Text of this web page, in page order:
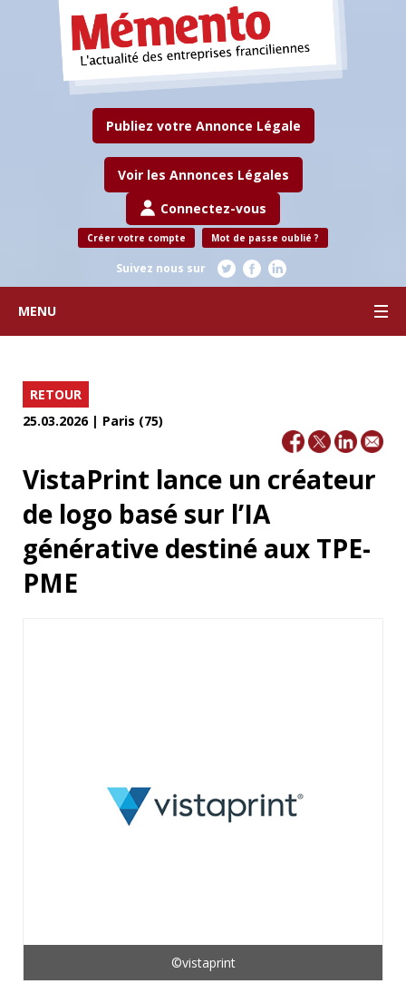
Publiez votre Annonce Légale
Voir les Annonces Légales
Connectez-vous
Créer votre compte Mot de passe oublié ?
Suivez nous sur
MENU
RETOUR
25.03.2026 | Paris (75)
VistaPrint lance un créateur
de logo basé sur l’IA
générative destiné aux TPE-
PME
©vistaprint